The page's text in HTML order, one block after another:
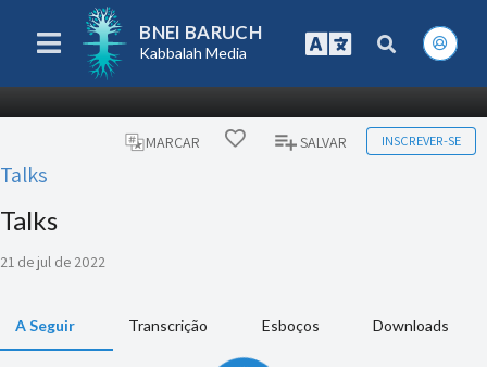
BNEI BARUCH
Kabbalah Media
MARCAR SALVAR INSCREVER-SE
Talks
Talks
21 de jul de 2022
A Seguir Transcrição Esboços Downloads